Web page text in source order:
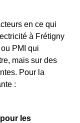
en ce qui
à Frétigny
PMI qui
mais sur des
Pour la
:
les